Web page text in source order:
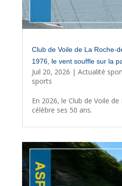
Club de Voile de La Roche-
1976, le vent souffle sur la
Juil 20, 2026 | Actualité
sports
En 2026, le Club de Voile
célèbre ses 50 ans.